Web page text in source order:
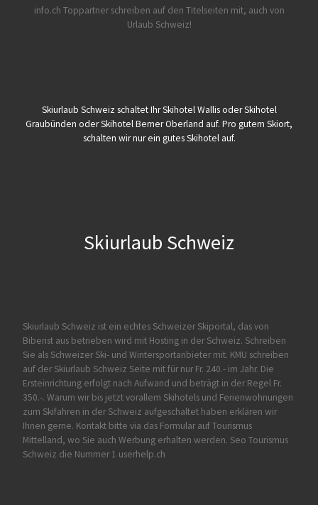
info.ch Toppartner schreiben auf den Titelseiten mit, auch von
Urlaub Schweiz!
Skiurlaub Schweiz schaltet Ihr Skihotel Wallis oder Skihotel
Graubünden oder Skihotel Berner Oberland auf. Pro gutem Skiort,
schalten wir nur ein gutes Skihotel auf.
Skiurlaub Schweiz
Skiurlaub Schweiz ist ein echtes Schweizer Skiportal, das von
Biberist aus betrieben wird mit Hosting in der Schweiz. Schreiben
Sie als Schweizer Ski- und Wintersportanbieter mit. KMU schreiben
auf der Skiurlaub Schweiz Seite mit für nur Fr. 240.- im Jahr. Die
Ersteinrichtung erfolgt nach Aufwand und beträgt in der Regel Fr.
350.-. Warum wir bis jetzt vorallem Skihotels und Ferienwohnungen
zum Skifahren in der Schweiz aufgeschaltet haben erklären wir
Ihnen gerne. Kontakt bitte via das Formular aufTourismus
Mittelland, wo Sie auch Werbung erhalten werden. Seo Tourismus
Schweiz die Nummer 1 userhelp.ch